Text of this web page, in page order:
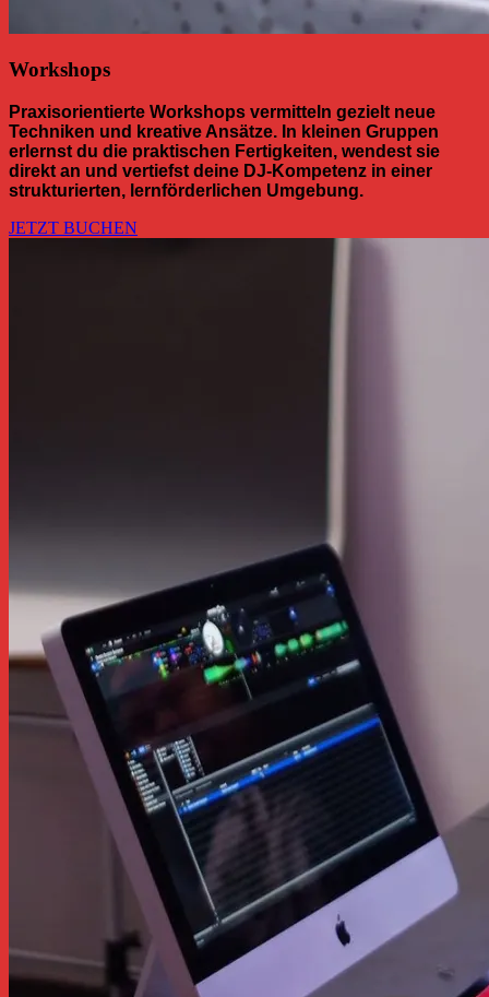
Workshops
Praxisorientierte Workshops vermitteln gezielt neue
Techniken und kreative Ansätze. In kleinen Gruppen
erlernst du die praktischen Fertigkeiten, wendest sie
direkt an und vertiefst deine DJ-Kompetenz in einer
strukturierten, lernförderlichen Umgebung.
JETZT BUCHEN